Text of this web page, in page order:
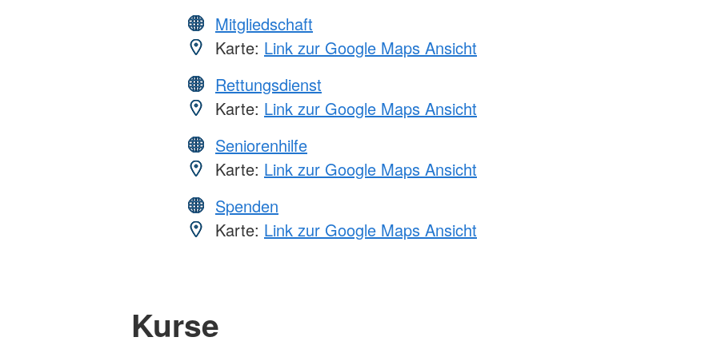
Mitgliedschaft
Karte: Link zur Google Maps Ansicht
Rettungsdienst
Karte: Link zur Google Maps Ansicht
Seniorenhilfe
Karte: Link zur Google Maps Ansicht
Spenden
Karte: Link zur Google Maps Ansicht
Kurse